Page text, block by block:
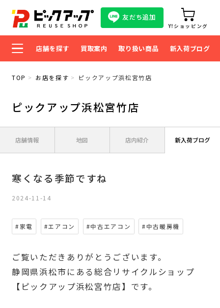
友だち追加
Y!ショッピング
店舗を探す 買取案内 取り扱い商品 新入荷ブログ
TOP お店を探す ピックアップ浜松宮竹店
ピックアップ浜松宮竹店
店舗情報 地図 店内紹介 新入荷ブログ
寒くなる季節ですね
2024-11-14
#家電 #エアコン #中古エアコン #中古暖房機
ご覧いただきありがとうございます。
静岡県浜松市にある総合リサイクルショップ
【ピックアップ浜松宮竹店】です。